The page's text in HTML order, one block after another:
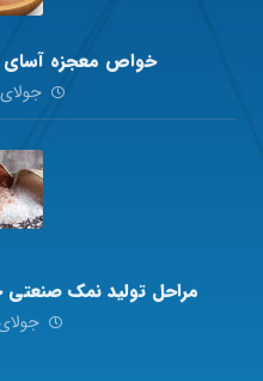
خواص معجزه
جولای ۲۳, ۲۰۲۶
مراحل تولید نمک
جولای ۱۲,